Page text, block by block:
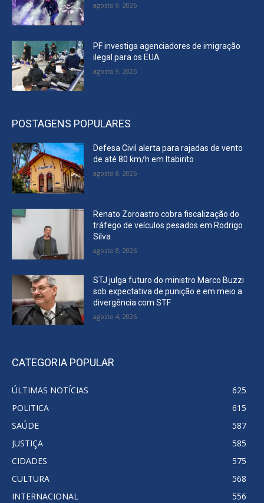
agosto 9, 2026
PF investiga agenciadores de imigração
ilegal para os EUA
agosto 9, 2026
POSTAGENS POPULARES
Defesa Civil alerta para rajadas de vento
de até 80 km/h em Itabirito
agosto 8, 2026
Renato Zoroastro cobra fiscalização do
tráfego de veículos pesados em Rodrigo
Silva
agosto 8, 2026
STJ julga futuro do ministro Marco Buzzi
sob expectativa de punição e em meio a
divergência com STF
agosto 4, 2026
CATEGORIA POPULAR
ÚLTIMAS NOTÍCIAS
625
POLITICA
615
SAÚDE
587
JUSTIÇA
585
CIDADES
575
CULTURA
568
INTERNACIONAL
556